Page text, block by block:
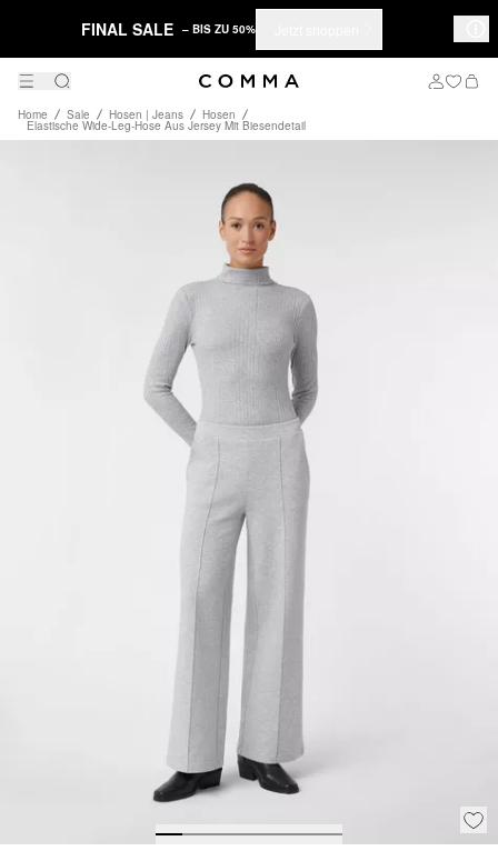
FINAL SALE – BIS ZU 50%
Home Sale Hosen | Jeans Hosen
Elastische Wide-Leg-Hose Aus Jersey Mit Biesendetail